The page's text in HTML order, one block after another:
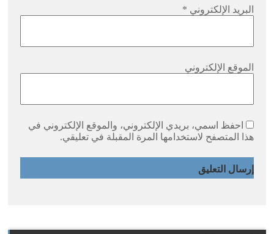
البريد الإلكتروني *
الموقع الإلكتروني
احفظ اسمي، بريدي الإلكتروني، والموقع الإلكتروني في
هذا المتصفح لاستخدامها المرة المقبلة في تعليقي.